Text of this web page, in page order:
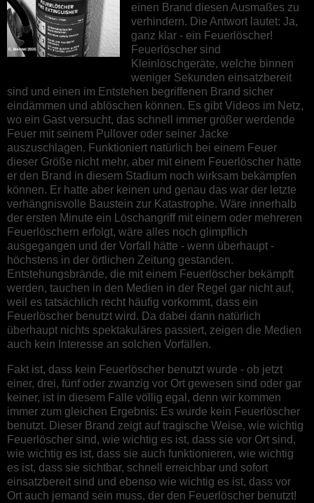
einen Brand diesen Ausmaßes zu
verhindern. Die Antwort lautet: Ja,
ganz klar - ein Feuerlöscher!
Feuerlöscher sind
Kleinlöschgeräte, welche binnen
weniger Sekunden einsatzbereit
sind und einen im Entstehen begriffenen Brand sicher
eindämmen und ablöschen können. Es gibt Videos im Netz,
wo ein Gast versucht, das schnell immer größer werdende
Feuer mit seinem Pullover oder seiner Jacke
auszuschlagen. Funktioniert natürlich bei einem Feuer
dieser Größe nicht mehr, aber mit einem Feuerlöscher hätte
er den Brand in diesem Stadium noch wirksam bekämpfen
können. Er hatte aber keinen und genau das war der letzte
verhängnisvolle Baustein zur Katastrophe. Wäre innerhalb
der ersten Minute ein Löschangriff mit einem oder mehreren
Feuerlöschern erfolgt, wäre alles noch glimpflich
ausgegangen und der Vorfall hätte - wenn überhaupt -
höchstens in der örtlichen Zeitung gestanden.
Entstehungsbrände, die mit einem Feuerlöscher bekämpft
werden, tauchen in den Medien in der Regel gar nicht auf,
weil es tatsächlich recht häufig vorkommt, dass ein
Feuerlöscher benutzt wird. Da dabei dann natürlich
überhaupt nichts spektakuläres passiert, zeigen die Medien
auch kein Interesse an solchen Vorfällen.
Fakt ist, dass kein Feuerlöscher benutzt wurde - ob jetzt
einer, drei, fünf oder zwanzig vor Ort gewesen sind oder gar
keiner, ist in diesem Falle völlig egal, denn wir kommen
immer zum gleichen Ergebnis: Es wurde kein Feuerlöscher
benutzt. Dieser Brand zeigt auf tragische Weise, wie wichtig
Feuerlöscher sind, wie wichtig es ist, dass sie vor Ort sind,
wie wichtig es ist, dass sie auch funktionieren, wie wichtig
es ist, dass sie sichtbar, schnell erreichbar und sofort
einsatzbereit sind und ebenso wie wichtig es ist, dass vor
Ort auch jemand sein muss, der den Feuerlöscher benutzt!